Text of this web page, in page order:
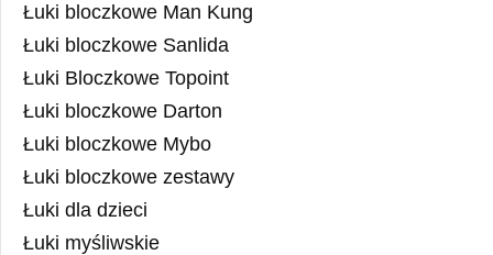
Łuki bloczkowe Man Kung
Łuki bloczkowe Sanlida
Łuki Bloczkowe Topoint
Łuki bloczkowe Darton
Łuki bloczkowe Mybo
Łuki bloczkowe zestawy
Łuki dla dzieci
Łuki myśliwskie